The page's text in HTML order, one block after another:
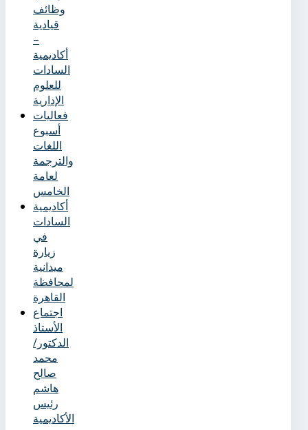
وظائف
قيادية
–
أكاديمية
السادات
للعلوم
الإدارية
فعاليات
أسبوع
اللغات
والترجمة
لعامة
الخامس
أكاديمية
السادات
في
زيارة
ميدانية
لمحافظة
القاهرة
اجتماع
الأستاذ
الدكتور/
محمد
صالح
هاشم
رئيس
الأكاديمية